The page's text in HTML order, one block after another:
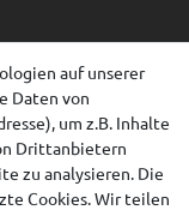
auf unserer
Daten von
um z.B. Inhalte
Drittanbietern
zu analysieren. Die
Cookies. Wir teilen